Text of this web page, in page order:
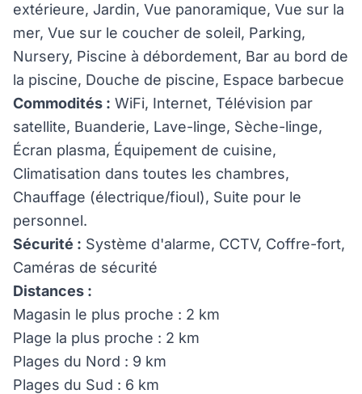
extérieure, Jardin, Vue panoramique, Vue sur la
mer, Vue sur le coucher de soleil, Parking,
Nursery, Piscine à débordement, Bar au bord de
la piscine, Douche de piscine, Espace barbecue
Commodités : WiFi, Internet, Télévision par
satellite, Buanderie, Lave-linge, Sèche-linge,
Écran plasma, Équipement de cuisine,
Climatisation dans toutes les chambres,
Chauffage (électrique/fioul), Suite pour le
personnel.
Sécurité : Système d'alarme, CCTV, Coffre-fort,
Caméras de sécurité
Distances :
Magasin le plus proche : 2 km
Plage la plus proche : 2 km
Plages du Nord : 9 km
Plages du Sud : 6 km